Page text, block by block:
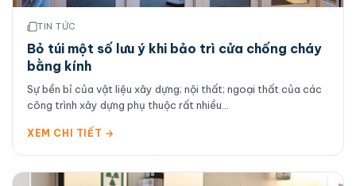
TIN TỨC
Bỏ túi một số lưu ý khi bảo trì cửa chống cháy
bằng kính
Sự bền bỉ của vật liệu xây dựng; nội thất; ngoại thất của các
công trình xây dựng phụ thuộc rất nhiều...
XEM CHI TIẾT →